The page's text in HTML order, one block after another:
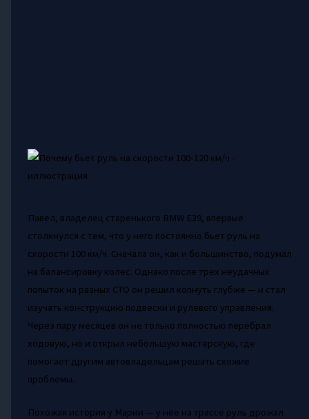
Павел, владелец старенького BMW E39, впервые
столкнулся с тем, что у него постоянно бьет руль на
скорости 100 км/ч. Сначала он, как и большинство, подумал
на балансировку колес. Однако после трех неудачных
попыток на разных СТО он решил копнуть глубже — и стал
изучать конструкцию подвески и рулевого управления.
Через пару месяцев он не только полностью перебрал
ходовую, но и открыл небольшую мастерскую, где
помогает другим автовладельцам решать схожие
проблемы.
Похожая история у Марии — у нее на трассе руль дрожал